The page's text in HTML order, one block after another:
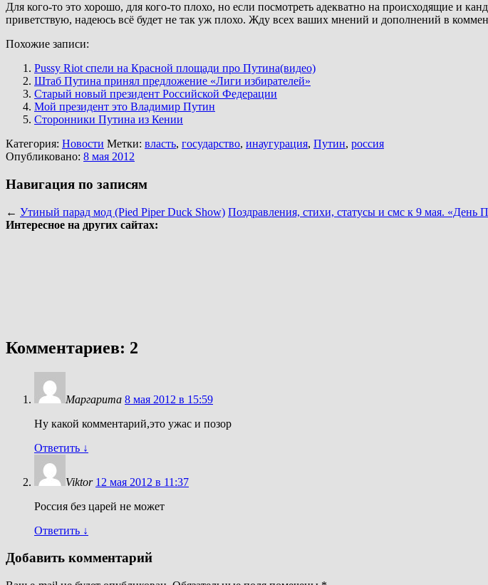
Для кого-то это хорошо, для кого-то плохо, но если посмотреть адекватно на происходящие и
приветствую, надеюсь всё будет не так уж плохо. Жду всех ваших мнений и дополнений в
Похожие записи:
Pussy Riot спели на Красной площади про Путина(видео)
Штаб Путина принял предложение «Лиги избирателей»
Старый новый президент Российской Федерации
Мой президент это Владимир Путин
Сторонники Путина из Кении
Категория: Новости Метки: власть, государство, инаугурация, Путин, россия
Опубликовано: 8 мая 2012
Навигация по записям
← Утиный парад мод (Pied Piper Duck Show) Поздравления, стихи, статусы и смс к 9 мая. «День
Интересное на других сайтах:
Комментариев: 2
Маргарита 8 мая 2012 в 15:59
Ну какой комментарий,это ужас и позор
Ответить ↓
Viktor 12 мая 2012 в 11:37
Россия без царей не может
Ответить ↓
Добавить комментарий